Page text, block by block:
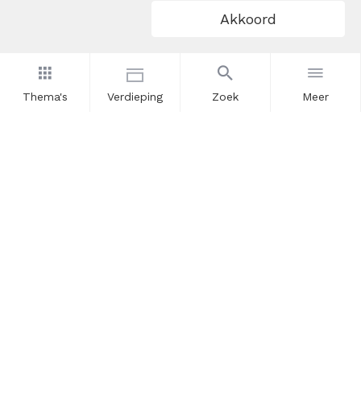
Thema's Verdieping Zoek Meer
Akkoord